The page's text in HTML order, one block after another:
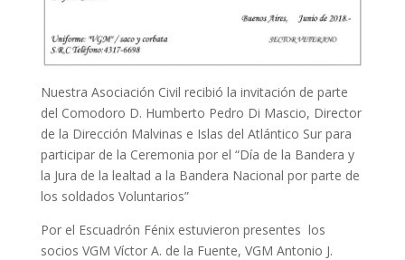
Nuestra Asociación Civil recibió la invitación de parte
del Comodoro D. Humberto Pedro Di Mascio, Director
de la Dirección Malvinas e Islas del Atlántico Sur para
participar de la Ceremonia por el “Día de la Bandera y
la Jura de la lealtad a la Bandera Nacional por parte de
los soldados Voluntarios”
Por el Escuadrón Fénix estuvieron presentes los
socios VGM Víctor A. de la Fuente, VGM Antonio J.